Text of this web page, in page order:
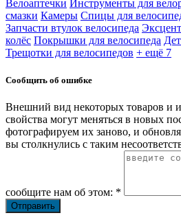
Велоаптечки Инструменты для
смазки Камеры Спицы для
Запчасти втулок велосипеда
колёс Покрышки для велосипеда
Трещотки для велосипедов + ещё 7
Сообщить об ошибке
Внешний вид некоторых товаров и
свойства могут меняться в новых
фотографируем их заново, и
вы столкнулись с таким
сообщите нам об этом: *